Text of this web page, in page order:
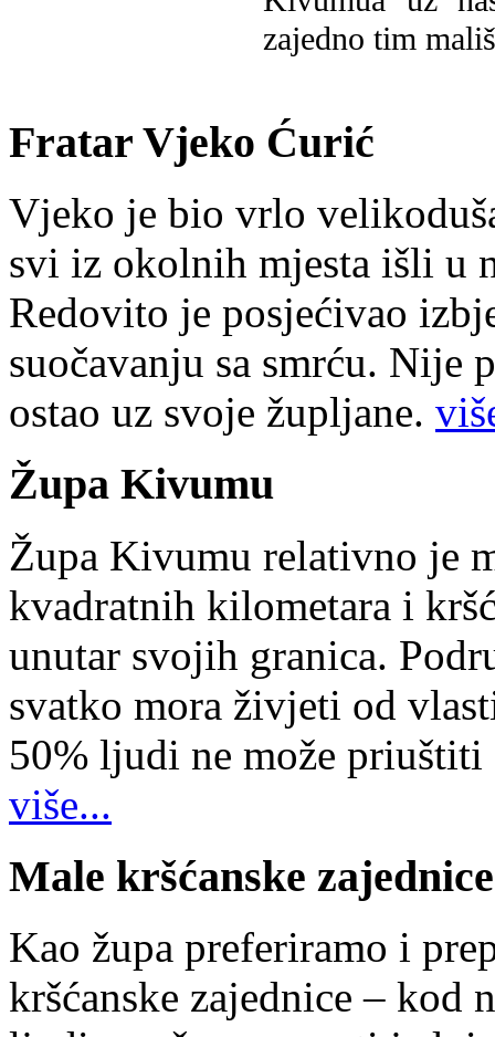
zajedno tim
Fratar Vjeko Ćurić
Vjeko je bio vrlo
svi iz okolnih mjesta išli u
Redovito je posjećivao
suočavanju sa smrću. Nije
ostao uz svoje župljane.
Župa Kivumu
Župa Kivumu relativno je
kvadratnih kilometara i
unutar svojih granica.
svatko mora živjeti od
50% ljudi ne može
više...
Male kršćanske zajednice
Kao župa preferiramo i
kršćanske zajednice – kod